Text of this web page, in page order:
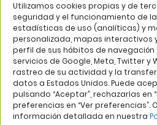
Utilizamos cookies propias y de
seguridad y el funcionamiento de
estadísticas de uso (analíticas) y
personalizada, mapas interactivos
perfil de sus hábitos de navegación
servicios de Google, Meta, Twitter y
rastreo de su actividad y la
datos a Estados Unidos. Puede
pulsando “Aceptar”, rechazarlas en
preferencias en “Ver preferencias”.
información detallada en nuestra
Aviso legal Política de
Web: Bannister